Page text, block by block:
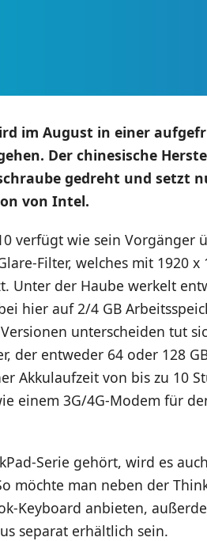
im August in einer
Der chinesische
gedreht und setzt
von Intel.
verfügt wie sein Vorgänger
Filter, welches mit 1920 x
Unter der Haube werkelt
hier auf 2/4 GB
unterscheiden tut
der entweder 64 oder 128
Akkulaufzeit von bis zu 10
einem 3G/4G-Modem für
Serie gehört, wird es
möchte man neben der
Keyboard anbieten,
separat erhältlich sein.